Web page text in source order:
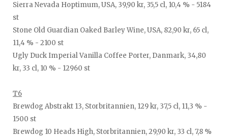
Sierra Nevada Hoptimum, USA, 39,90 kr, 35,5 cl, 10,4 % - 5184
st
Stone Old Guardian Oaked Barley Wine, USA, 82,90 kr, 65 cl,
11,4 % - 2100 st
Ugly Duck Imperial Vanilla Coffee Porter, Danmark, 34,80
kr, 33 cl, 10 % - 12960 st
T6
Brewdog Abstrakt 13, Storbritannien, 129 kr, 37,5 cl, 11,3 % -
1500 st
Brewdog 10 Heads High, Storbritannien, 29,90 kr, 33 cl, 7,8 %